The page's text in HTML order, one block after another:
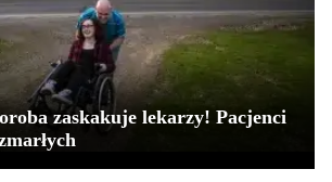
zaskakuje lekarzy! Pacjenci